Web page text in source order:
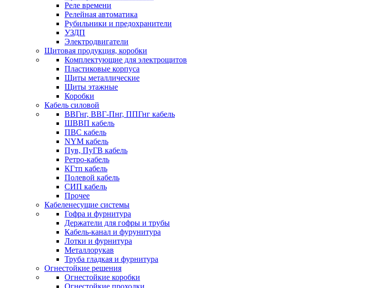
Реле времени
Релейная автоматика
Рубильники и предохранители
УЗДП
Электродвигатели
Щитовая продукция, коробки
Комплектующие для электрощитов
Пластиковые корпуса
Щиты металлические
Щиты этажные
Коробки
Кабель силовой
ВВГнг, ВВГ-Пнг, ППГнг кабель
ШВВП кабель
ПВС кабель
NYM кабель
Пув, ПуГВ кабель
Ретро-кабель
КГтп кабель
Полевой кабель
СИП кабель
Прочее
Кабеленесущие системы
Гофра и фурнитура
Держатели для гофры и трубы
Кабель-канал и фурунитура
Лотки и фурнитура
Металлорукав
Труба гладкая и фурнитура
Огнестойкие решения
Огнестойкие коробки
Огнестойкие проходки